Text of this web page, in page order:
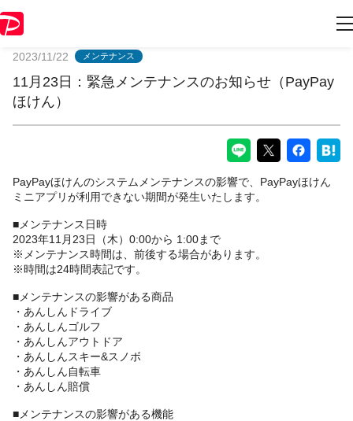
2023/11/22 メンテナンス
11月23日：緊急メンテナンスのお知らせ（PayPay
ほけん）
PayPayほけんのシステムメンテナンスの影響で、PayPayほけん
ミニアプリが利用できない期間が発生いたします。
■メンテナンス日時
2023年11月23日（木）0:00から 1:00まで
※メンテナンス時間は、前後する場合があります。
※時間は24時間表記です。
■メンテナンスの影響がある商品
・あんしんドライブ
・あんしんゴルフ
・あんしんアウトドア
・あんしんスキー&スノボ
・あんしん自転車
・あんしん賠償
■メンテナンスの影響がある機能